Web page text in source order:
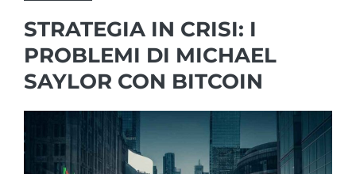
STRATEGIA IN CRISI: I
PROBLEMI DI MICHAEL
SAYLOR CON BITCOIN